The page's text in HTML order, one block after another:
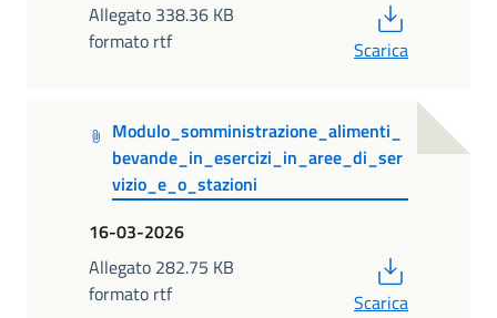
Allegato 338.36 KB
formato rtf
Scarica
Modulo_somministrazione_alimenti_
bevande_in_esercizi_in_aree_di_ser
vizio_e_o_stazioni
16-03-2026
Allegato 282.75 KB
formato rtf
Scarica